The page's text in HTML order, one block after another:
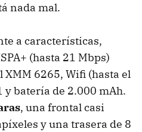
nada mal.
a características,
(hasta 21 Mbps)
6265, Wifi (hasta el
y batería de 2.000 mAh.
, una frontal casi
y una trasera de 8